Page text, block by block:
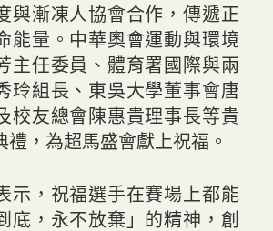
與漸凍人協會合作，傳遞正
能量。中華奧會運動與環境
主任委員、體育署國際與兩
玲組長、東吳大學董事會唐
校友總會陳惠貴理事長等貴
禮，為超馬盛會獻上祝福。
示，祝福選手在賽場上都能
底，永不放棄」的精神，創